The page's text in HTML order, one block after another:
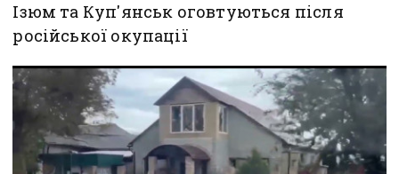
Ізюм та Куп'янськ оговтуються після
російської окупації